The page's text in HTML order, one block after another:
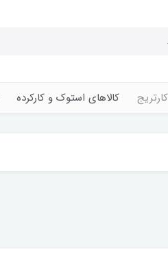
کالاهای استوک و کارکرده